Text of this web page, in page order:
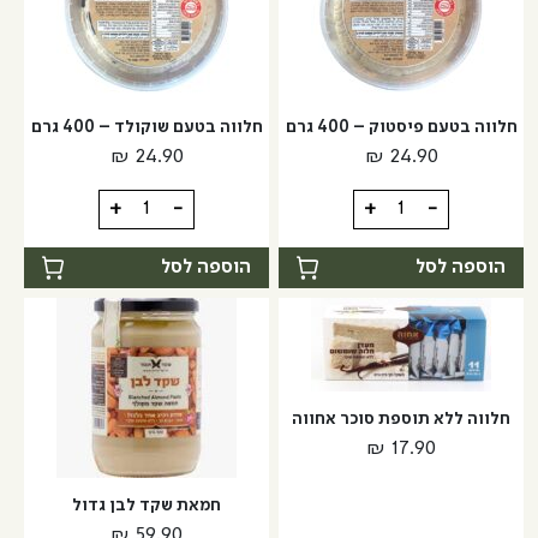
חלווה בטעם פיסטוק – 400 גרם
₪ 24.90
-
כמות
של
חלווה
בטעם
פיסטוק
-
400
+
הוספה לסל
חלווה בטעם שוקולד – 400 גרם
₪ 24.90
-
כמות
של
חלווה
בטעם
שוקולד
-
400
גרם
+
הוספה לסל
חלווה ללא תוספת סוכר אחווה
₪ 17.90
חמאת שקד לבן גדול